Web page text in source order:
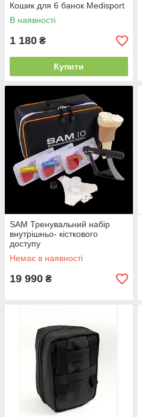
Кошик для 6 банок Medisport
В наявності
1 180 ₴
Купити
SAM Тренувальний набір
внутрішньо- кісткового
доступу
Немає в наявності
19 990 ₴